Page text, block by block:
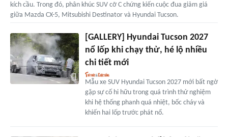
kích cầu. Trong đó, phân khúc SUV cỡ C chứng kiến cuộc đua giảm giá
giữa Mazda CX-5, Mitsubishi Destinator và Hyundai Tucson.
[GALLERY] Hyundai Tucson 2027
nổ lốp khi chạy thử, hé lộ nhiều
chi tiết mới
Mẫu xe SUV Hyundai Tucson 2027 mới bất ngờ
gặp sự cố hi hữu trong quá trình thử nghiệm
khi hệ thống phanh quá nhiệt, bốc cháy và
khiến hai lốp trước phát nổ.